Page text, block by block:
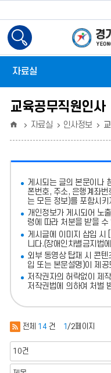
검
색
성
자료실
교육공무직원인사
자료실 인사정보
게시되는 글의 본문이나
폰번호, 주소, 은행계좌
는 모든 정보)를 포함시키
개인정보가 게시되어 노
령에 따라 처분을 받을 수
게시글에 이미지 삽입 시
니다.(장애인차별금지법
외부 동영상 탑재 시 콘
입 또는 본문설명)이 제
저작권자의 허락없이 제
저작권법에 의하여 처벌
전체 14 건 1 /2페이지